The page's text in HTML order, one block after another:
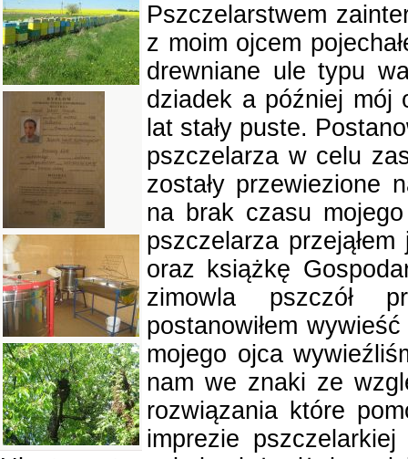
Pszczelarstwem
z moim ojcem
drewniane ule typu
dziadek a później mój
lat stały puste.
pszczelarza w celu
zostały przewiezione
na brak czasu
pszczelarza
oraz książkę
zimowla pszczół
postanowiłem
mojego ojca
nam we znaki ze
rozwiązania które
imprezie